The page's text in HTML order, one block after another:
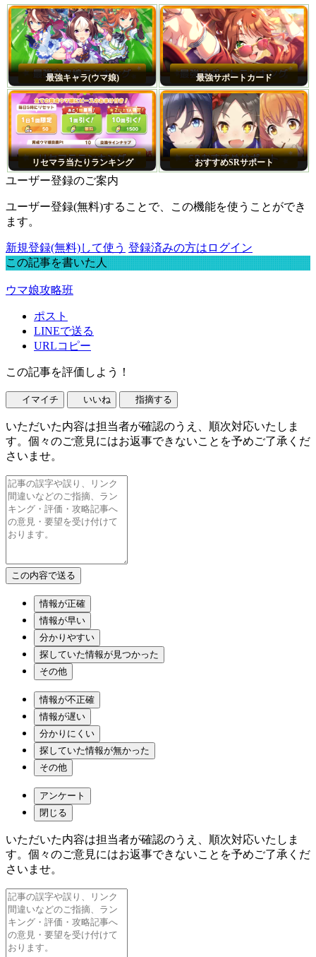
最強キャラ(ウマ娘) 最強サポートカード
リセマラ当たりランキング おすすめSRサポート
ユーザー登録のご案内
ユーザー登録(無料)することで、この機能を使うことができ
ます。
新規登録(無料)して使う 登録済みの方はログイン
この記事を書いた人
ウマ娘攻略班
ポスト
LINEで送る
URLコピー
この記事を評価しよう！
イマイチ いいね 指摘する
いただいた内容は担当者が確認のうえ、順次対応いたしま
す。個々のご意見にはお返事できないことを予めご了承くだ
さいませ。
情報が正確
情報が早い
分かりやすい
探していた情報が見つかった
その他
情報が不正確
情報が遅い
分かりにくい
探していた情報が無かった
その他
アンケート
閉じる
いただいた内容は担当者が確認のうえ、順次対応いたしま
す。個々のご意見にはお返事できないことを予めご了承くだ
さいませ。